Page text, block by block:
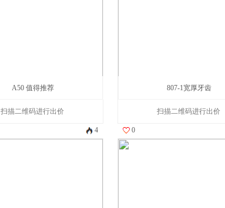
A50 值得推荐
扫描二维码进行出价
4
807-1宽厚牙齿
扫描二维码进行出价
0